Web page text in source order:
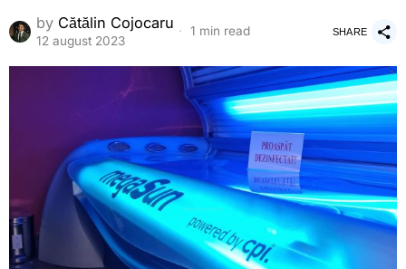
by Cătălin Cojocaru
12 august 2023
1 min read SHARE